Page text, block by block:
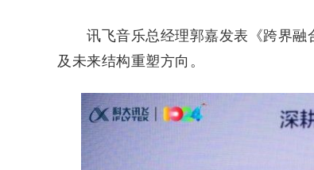
讯飞音乐总经理郭嘉发表《跨界融
及未来结构重塑方向。